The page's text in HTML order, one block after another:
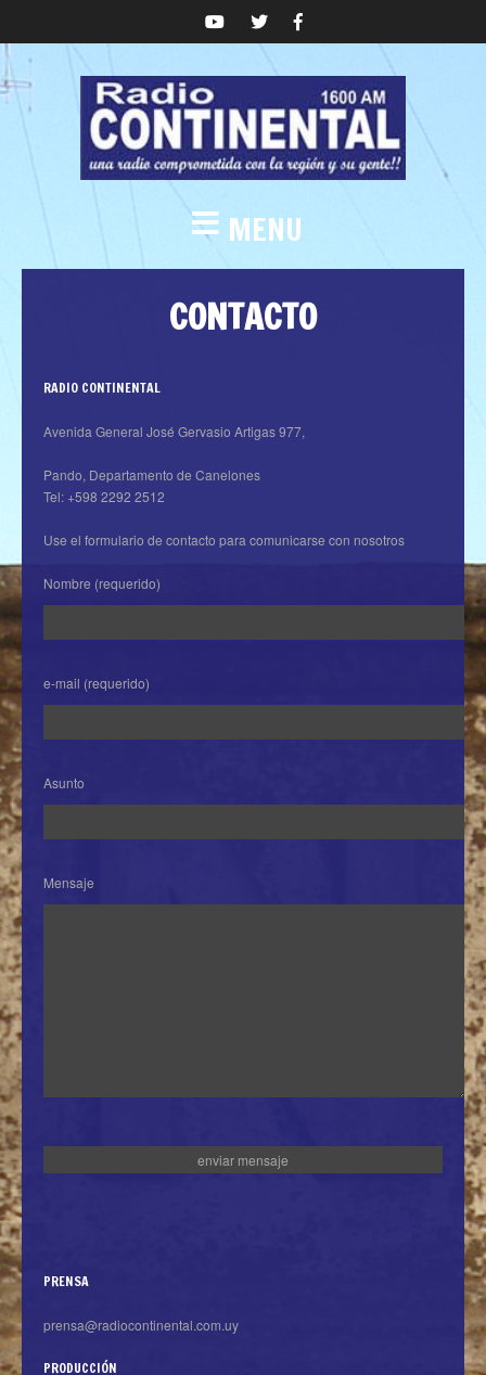
MENU
CONTACTO
RADIO CONTINENTAL
Avenida General José Gervasio Artigas 977,
Pando, Departamento de Canelones
Tel: +598 2292 2512
Use el formulario de contacto para comunicarse con nosotros
Nombre (requerido)
e-mail (requerido)
Asunto
Mensaje
PRENSA
prensa@radiocontinental.com.uy
PRODUCCIÓN